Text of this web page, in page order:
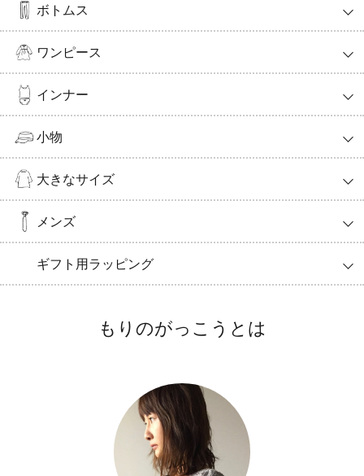
ボトムス
ワンピース
インナー
小物
大きなサイズ
メンズ
ギフト用ラッピング
もりのがっこうとは